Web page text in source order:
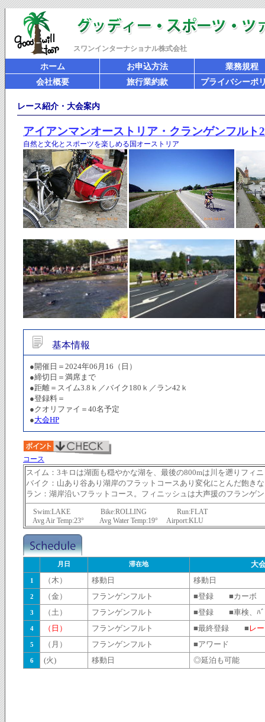
スワンインターナショナル株式会社
ホーム お申込方法
業務規程
会社概要
旅行業約款 プライバシーポ
レース紹介・大会案内
アイアンマンオーストリア・クランゲンフルト
自然と文化とスポーツを楽しめる国オーストリア
基本情報
●開催日＝2024年06月16（日）
●締切日＝満席まで
●距離＝スイム3.8ｋ／バイク180ｋ／ラン42ｋ
●登録料＝
●クオリファイ＝40名予定
●大会HP
コース
スイム：3キロは湖面も穏やかな湖を、最後の800mは川を遡りフィ
バイク：山あり谷あり湖岸のフラットコースあり変化にとんだ飽き
ラン：湖岸沿いフラットコース。フィニッシュは大声援のフランゲ
Swim:LAKE Bike:ROLLING Run:FLAT
Avg Air Temp:23° Avg Water Temp:19° Airport:KLU
月日 滞在地 大
1 （木） 移動日 移動日
2 （金） フランゲンフルト ■登録 ■カーボ
3 （土） フランゲンフルト ■登録 ■車検、ﾊﾞ
4 （日） フランゲンフルト ■最終登録 ■ レ
5 （月） フランゲンフルト ■アワード
6 (火) 移動日 ◎延泊も可能